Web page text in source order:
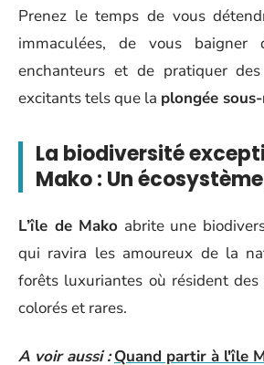
Prenez le temps de vous
immaculées, de vous baigner
enchanteurs et de pratiquer
excitants tels que la plongée
La biodiversité
Mako : Un
L’île de Mako abrite une
qui ravira les amoureux de la
forêts luxuriantes où résident des
colorés et rares.
A voir aussi : Quand partir à l'île